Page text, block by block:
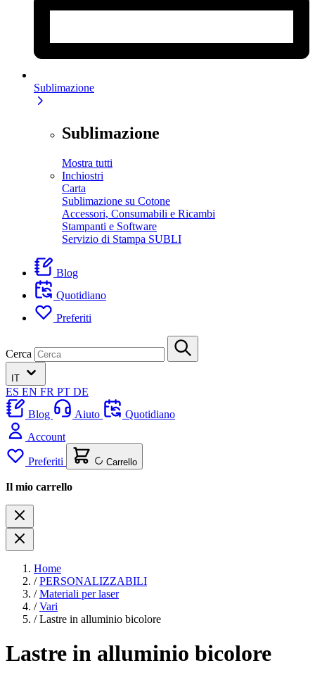
Sublimazione
Sublimazione
Mostra tutti
Inchiostri
Carta
Sublimazione su Cotone
Accessori, Consumabili e Ricambi
Stampanti e Software
Servizio di Stampa SUBLI
Blog
Quotidiano
Preferiti
Cerca
IT
ES EN FR PT DE
Blog
Aiuto
Quotidiano
Account
Preferiti Carrello
Il mio carrello
Home
/ PERSONALIZZABILI
/ Materiali per laser
/ Vari
/ Lastre in alluminio bicolore
Lastre in alluminio bicolore